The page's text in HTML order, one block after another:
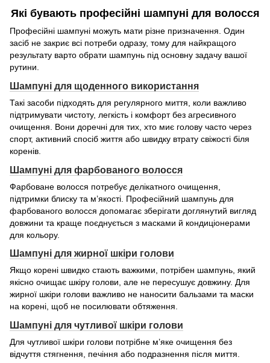
Які бувають професійні шампуні для волосся
Професійні шампуні можуть мати різне призначення. Один
засіб не закриє всі потреби одразу, тому для найкращого
результату варто обрати шампунь під основну задачу вашої
рутини.
Шампуні для щоденного використання
Такі засоби підходять для регулярного миття, коли важливо
підтримувати чистоту, легкість і комфорт без агресивного
очищення. Вони доречні для тих, хто миє голову часто через
спорт, активний спосіб життя або швидку втрату свіжості біля
коренів.
Шампуні для фарбованого волосся
Фарбоване волосся потребує делікатного очищення,
підтримки блиску та м’якості. Професійний шампунь для
фарбованого волосся допомагає зберігати доглянутий вигляд
довжини та краще поєднується з масками й кондиціонерами
для кольору.
Шампуні для жирної шкіри голови
Якщо корені швидко стають важкими, потрібен шампунь, який
якісно очищає шкіру голови, але не пересушує довжину. Для
жирної шкіри голови важливо не наносити бальзами та маски
на корені, щоб не посилювати обтяження.
Шампуні для чутливої шкіри голови
Для чутливої шкіри голови потрібне м’яке очищення без
відчуття стягнення, печіння або подразнення після миття.